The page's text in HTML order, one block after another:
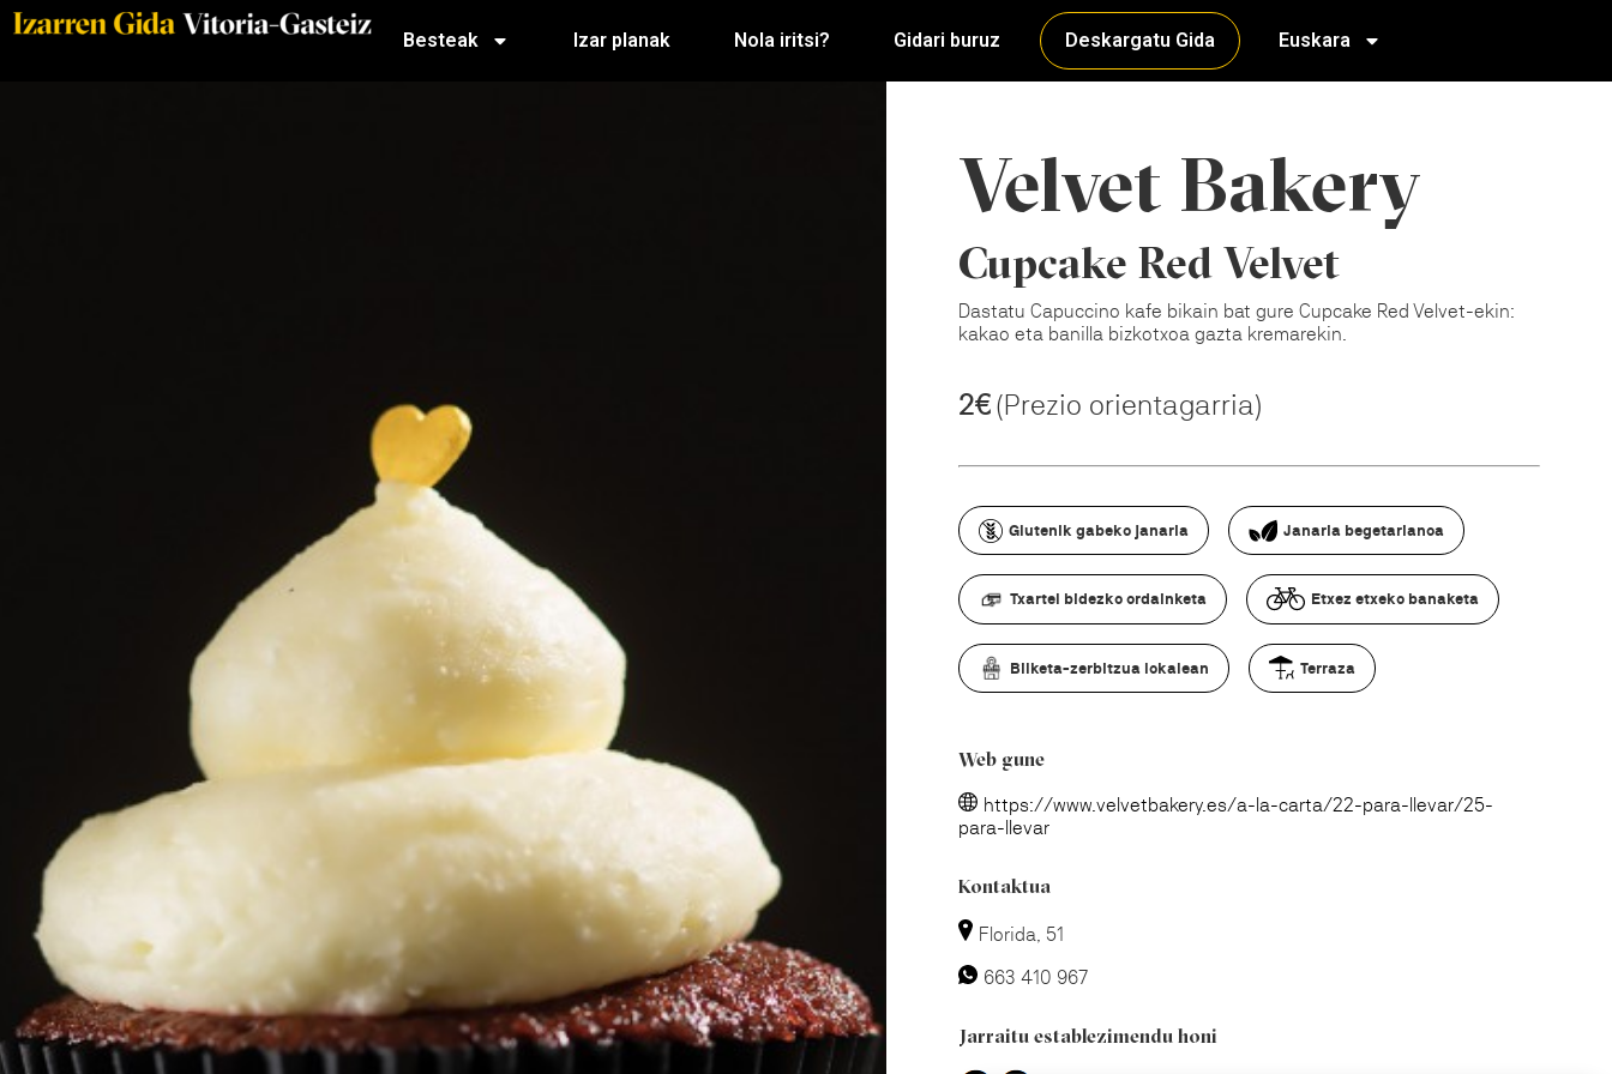
Besteak Izar planak Nola iritsi? Gidari buruz Deskargatu Gida Euskara
Velvet Bakery
Cupcake Red Velvet
Dastatu Capuccino kafe bikain bat gure Cupcake Red Velvet-ekin:
kakao eta banilla bizkotxoa gazta kremarekin.
2€(Prezio orientagarria)
Glutenik gabeko janaria Janaria begetarianoa
Txartel bidezko ordainketa Etxez etxeko banaketa
Bilketa-zerbitzua lokalean Terraza
Web gune
https://www.velvetbakery.es/a-la-carta/22-para-llevar/25-
para-llevar
Kontaktua
Florida, 51
663 410 967
Jarraitu establezimendu honi